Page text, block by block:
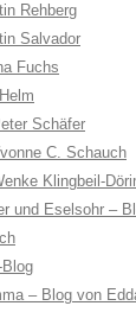
Rehberg
Salvador
Fuchs
Schäfer
C. Schauch
Klingbeil-
und Eselsohr –
Blog
– Blog von